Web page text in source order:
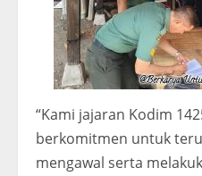
“Kami jajaran Kodim
berkomitmen untuk
mengawal serta